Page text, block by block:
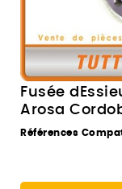
Fusée
Arosa
Références